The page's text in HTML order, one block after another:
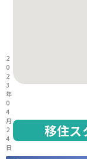
移住ス
2
0
2
3
年
0
4
月
2
4
日